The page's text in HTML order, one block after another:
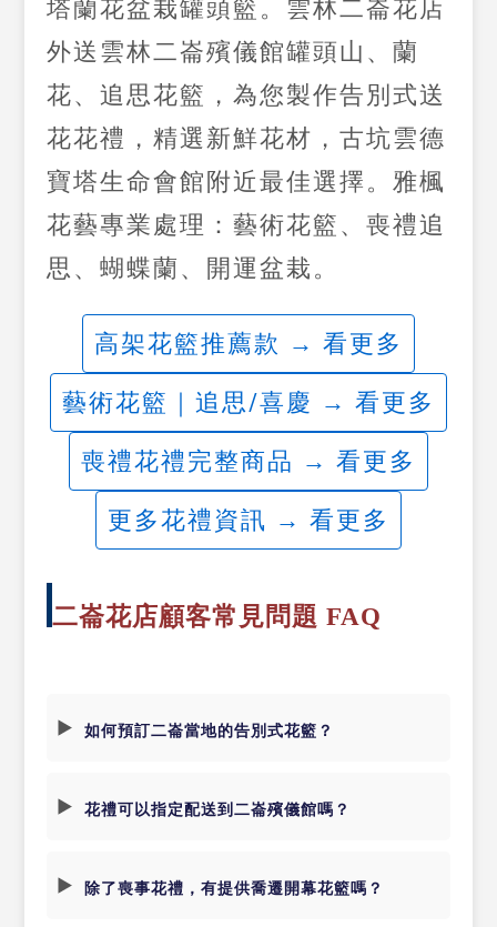
塔蘭花盆栽罐頭籃。雲林二崙花店
外送雲林二崙殯儀館罐頭山、蘭
花、追思花籃，為您製作告別式送
花花禮，精選新鮮花材，古坑雲德
寶塔生命會館附近最佳選擇。雅楓
花藝專業處理：藝術花籃、喪禮追
思、蝴蝶蘭、開運盆栽。
高架花籃推薦款 → 看更多
藝術花籃｜追思/喜慶 → 看更多
喪禮花禮完整商品 → 看更多
更多花禮資訊 → 看更多
二崙花店顧客常見問題 FAQ
如何預訂二崙當地的告別式花籃？
花禮可以指定配送到二崙殯儀館嗎？
除了喪事花禮，有提供喬遷開幕花籃嗎？